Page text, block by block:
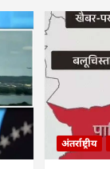
अंतर्राष्ट्रीय